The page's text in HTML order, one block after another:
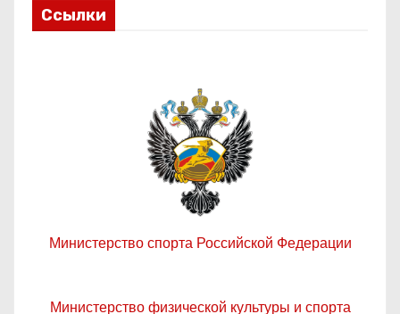
Ссылки
Министерство спорта Российской Федерации
Министерство физической культуры и спорта